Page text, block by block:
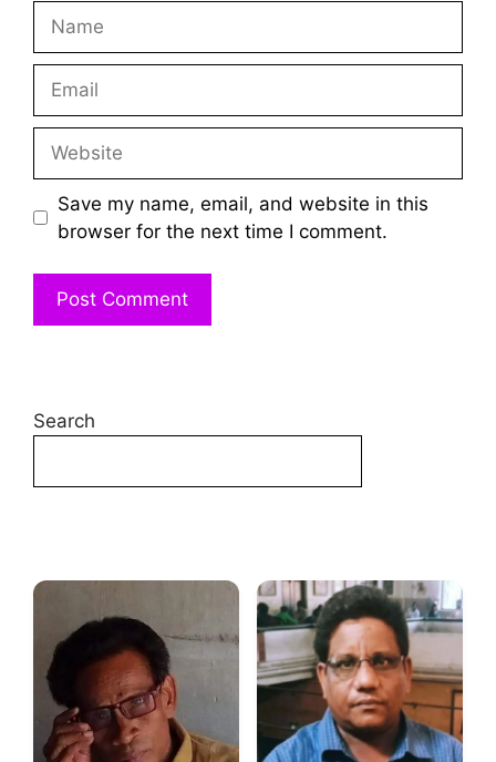
Save my name, email, and website in this
browser for the next time I comment.
Search